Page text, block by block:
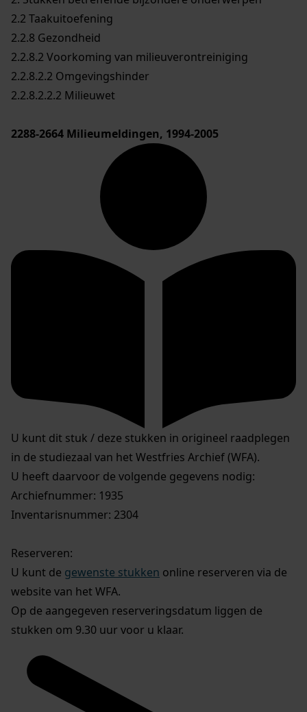
2.2 Taakuitoefening
2.2.8 Gezondheid
2.2.8.2 Voorkoming van milieuverontreiniging
2.2.8.2.2 Omgevingshinder
2.2.8.2.2.2 Milieuwet
2288-2664 Milieumeldingen, 1994-2005
U kunt dit stuk / deze stukken in origineel raadplegen
in de studiezaal van het Westfries Archief (WFA).
U heeft daarvoor de volgende gegevens nodig:
Archiefnummer: 1935
Inventarisnummer: 2304
Reserveren:
U kunt de gewenste stukken online reserveren via de
website van het WFA.
Op de aangegeven reserveringsdatum liggen de
stukken om 9.30 uur voor u klaar.